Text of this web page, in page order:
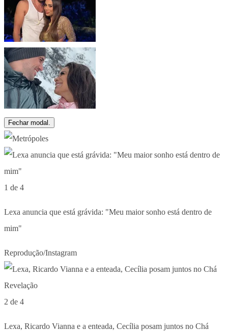
Fechar modal.
1 de 4
Lexa anuncia que está grávida: "Meu maior sonho está dentro de
mim"
Reprodução/Instagram
2 de 4
Lexa, Ricardo Vianna e a enteada, Cecília posam juntos no Chá